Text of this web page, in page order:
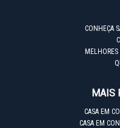
CONHEÇA
MAIS
CASA EM
CASA EM